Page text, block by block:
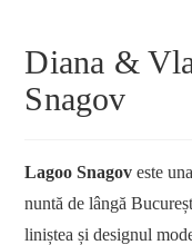
Diana &
Snagov
Lagoo Snagov este
nuntă de lângă
liniștea și designul